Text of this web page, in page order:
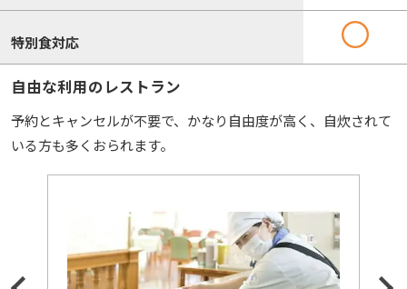
特別食対応
自由な利用のレストラン
予約とキャンセルが不要で、かなり自由度が高く、自炊されて
いる方も多くおられます。